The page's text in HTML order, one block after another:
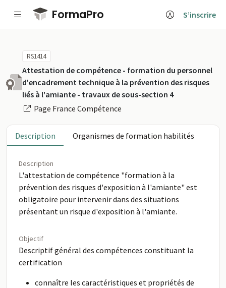
Passer au contenu principal
FormaPro S’inscrire
RS1414
Attestation de compétence - formation du personnel
d'encadrement technique à la prévention des risques
liés à l'amiante - travaux de sous-section 4
Page France Compétence
Description Organismes de formation habilités
Description
L'attestation de compétence "formation à la
prévention des risques d'exposition à l'amiante" est
obligatoire pour intervenir dans des situations
présentant un risque d'exposition à l'amiante.
Objectif
Descriptif général des compétences constituant la
certification
connaître les caractéristiques et propriétés de